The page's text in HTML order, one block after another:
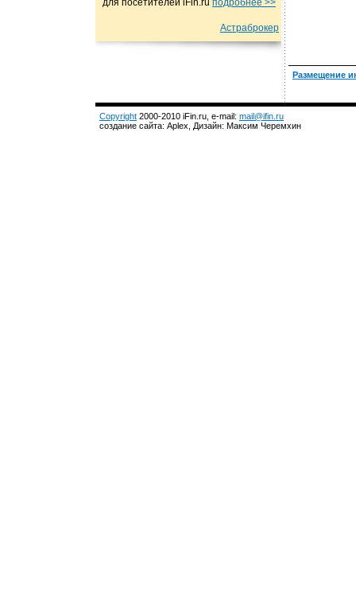
для посетителей iFin.ru подробнеe >>
Астраброкер
Размещение
Copyright 2000-2010 iFin.ru, e-mail: mail@ifin.ru
создание сайта: Aplex, Дизайн: Максим Черемхин